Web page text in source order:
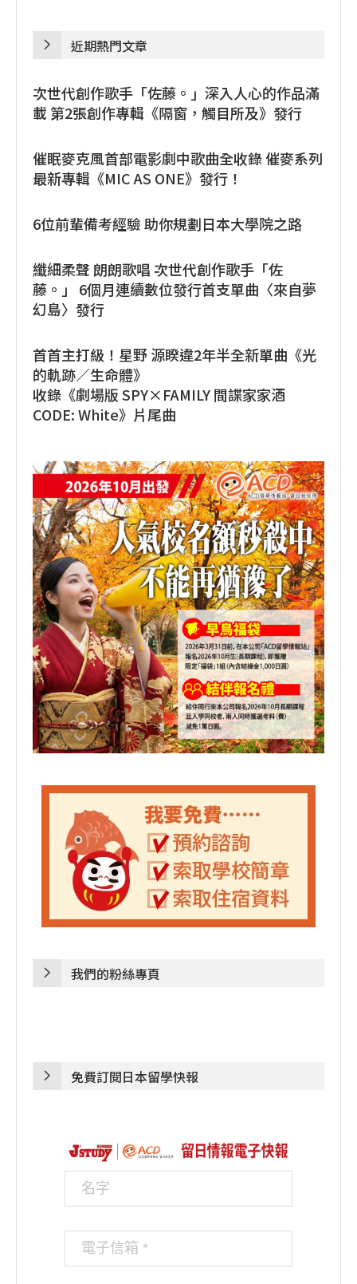
近期熱門文章
次世代創作歌手「佐藤。」深入人心的作品滿
載 第2張創作專輯《隔窗，觸目所及》發行
催眠麥克風首部電影劇中歌曲全收錄 催麥系列
最新專輯《MIC AS ONE》發行！
6位前輩備考經驗 助你規劃日本大學院之路
纖細柔聲 朗朗歌唱 次世代創作歌手「佐
藤。」 6個月連續數位發行首支單曲〈來自夢
幻島〉發行
首首主打級！星野 源睽違2年半全新單曲《光
的軌跡／生命體》
收錄《劇場版 SPY×FAMILY 間諜家家酒
CODE: White》片尾曲
我們的粉絲專頁
免費訂閱日本留學快報